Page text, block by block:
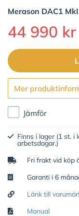
Merason DAC1
44 990 kr
Mer
Jämför
Finns i lager (1 st. i
arbetsdagar.)
Fri frakt vid köp
Garanti i 6
Länk till
Manual